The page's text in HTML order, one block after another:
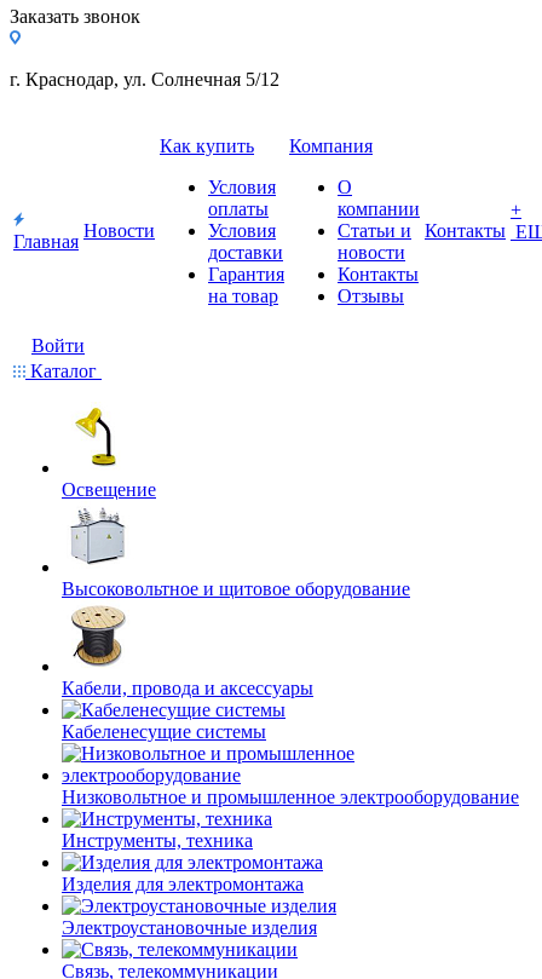
Заказать звонок
г. Краснодар, ул. Солнечная 5/12
Главная
Новости
Как купить
Условия
оплаты
Условия
доставки
Гарантия
на товар
Компания
О
компании
Статьи и
новости
Контакты
Отзывы
Контакты
+
Войти
Каталог
Освещение
Высоковольтное и щитовое оборудование
Кабели, провода и аксессуары
Кабеленесущие системы
Низковольтное и промышленное электрооборудование
Инструменты, техника
Изделия для электромонтажа
Электроустановочные изделия
Связь, телекоммуникации